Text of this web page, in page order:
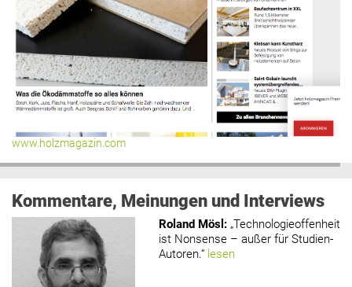
www.holzmagazin.com
Kommentare, Meinungen und Interviews
Roland Mösl : „Technologieoffenheit
ist Nonsense – außer für Studien-
Autoren.“ lesen